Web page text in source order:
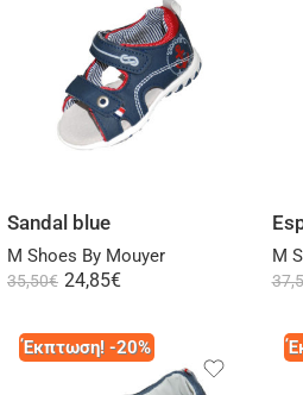
Sandal blue
M Shoes By Mouyer
35,50€ 24,85€
M
Έκπτωση! -20%